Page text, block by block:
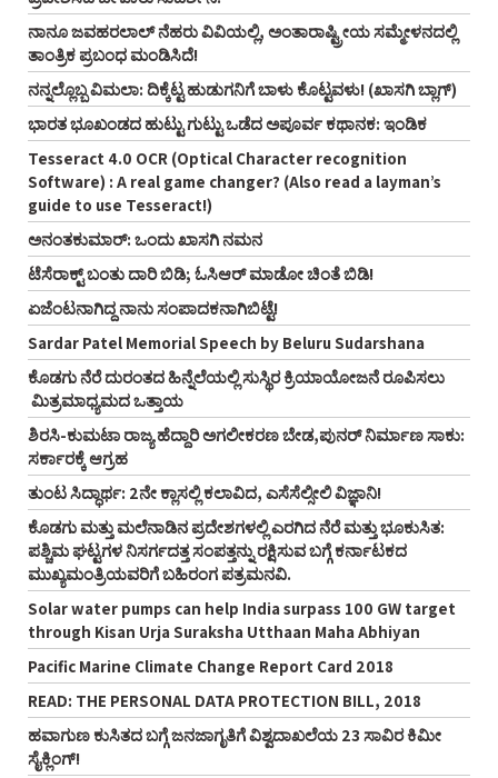
ನಾನೂ ಜವಹರಲಾಲ್‌ ನೆಹರು ವಿವಿಯಲ್ಲಿ, ಅಂತಾರಾಷ್ಟ್ರೀಯ ಸಮ್ಮೇಳನದಲ್ಲಿ
ತಾಂತ್ರಿಕ ಪ್ರಬಂಧ ಮಂಡಿಸಿದೆ!
ನನ್ನಲ್ಲೊಬ್ಬ ವಿಮಲಾ: ದಿಕ್ಕೆಟ್ಟ ಹುಡುಗನಿಗೆ ಬಾಳು ಕೊಟ್ಟವಳು! (ಖಾಸಗಿ ಬ್ಲಾಗ್‌)
ಭಾರತ ಭೂಖಂಡದ ಹುಟ್ಟು ಗುಟ್ಟು ಒಡೆದ ಅಪೂರ್ವ ಕಥಾನಕ: ಇಂಡಿಕ
Tesseract 4.0 OCR (Optical Character recognition
Software) : A real game changer? (Also read a layman’s
guide to use Tesseract!)
ಅನಂತಕುಮಾರ್‌: ಒಂದು ಖಾಸಗಿ ನಮನ
ಟೆಸೆರಾಕ್ಟ್‌ ಬಂತು ದಾರಿ ಬಿಡಿ; ಓಸಿಆರ್‌ ಮಾಡೋ ಚಿಂತೆ ಬಿಡಿ!
ಏಜೆಂಟನಾಗಿದ್ದ ನಾನು ಸಂಪಾದಕನಾಗಿಬಿಟ್ಟೆ!
Sardar Patel Memorial Speech by Beluru Sudarshana
ಕೊಡಗು ನೆರೆ ದುರಂತದ ಹಿನ್ನೆಲೆಯಲ್ಲಿ ಸುಸ್ಥಿರ ಕ್ರಿಯಾಯೋಜನೆ ರೂಪಿಸಲು
ಮಿತ್ರಮಾಧ್ಯಮದ ಒತ್ತಾಯ
ಶಿರಸಿ-ಕುಮಟಾ ರಾಜ್ಯ ಹೆದ್ದಾರಿ ಅಗಲೀಕರಣ ಬೇಡ,ಪುನರ್‌ ನಿರ್ಮಾಣ ಸಾಕು:
ಸರ್ಕಾರಕ್ಕೆ ಆಗ್ರಹ
ತುಂಟ ಸಿದ್ಧಾರ್ಥ: 2ನೇ ಕ್ಲಾಸಲ್ಲಿ ಕಲಾವಿದ, ಎಸೆಸೆಲ್ಸೀಲಿ ವಿಜ್ಞಾನಿ!
ಕೊಡಗು ಮತ್ತು ಮಲೆನಾಡಿನ ಪ್ರದೇಶಗಳಲ್ಲಿ ಎರಗಿದ ನೆರೆ ಮತ್ತು ಭೂಕುಸಿತ:
ಪಶ್ಚಿಮ ಘಟ್ಟಗಳ ನಿಸರ್ಗದತ್ತ ಸಂಪತ್ತನ್ನು ರಕ್ಷಿಸುವ ಬಗ್ಗೆ ಕರ್ನಾಟಕದ
ಮುಖ್ಯಮಂತ್ರಿಯವರಿಗೆ ಬಹಿರಂಗ ಪತ್ರಮನವಿ.
Solar water pumps can help India surpass 100 GW target
through Kisan Urja Suraksha Utthaan Maha Abhiyan
Pacific Marine Climate Change Report Card 2018
READ: THE PERSONAL DATA PROTECTION BILL, 2018
ಹವಾಗುಣ ಕುಸಿತದ ಬಗ್ಗೆ ಜನಜಾಗೃತಿಗೆ ವಿಶ್ವದಾಖಲೆಯ 23 ಸಾವಿರ ಕಿಮೀ
ಸೈಕ್ಲಿಂಗ್‌!